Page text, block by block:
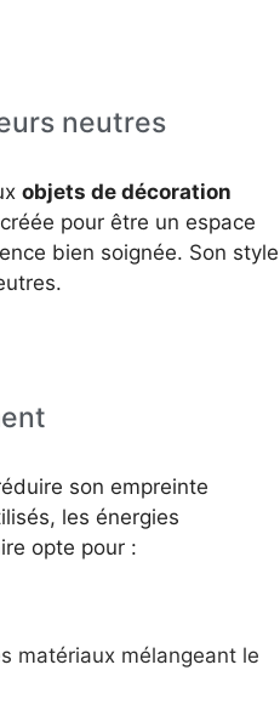
neutres
objets de décoration
pour être un espace
bien soignée. Son style
son empreinte
les énergies
opte pour :
matériaux mélangeant le